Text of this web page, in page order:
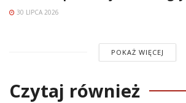
30 LIPCA 2026
POKAŻ WIĘCEJ
Czytaj również